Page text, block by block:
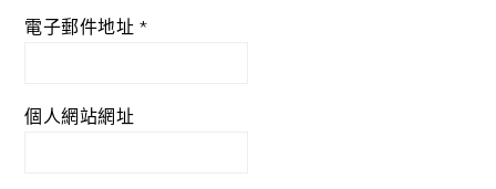
電子郵件地址 *
個人網站網址